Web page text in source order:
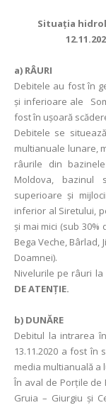
Situaţia
a) RÂURI
Debitele au fost în
și inferioare ale
fost în ușoară
Debitele se
multianuale lunare,
râurile din
Moldova, bazinul
superioare și
inferior al Siretului,
și mai mici (sub
Bega Veche, Bârlad,
Doamnei).
Nivelurile pe râuri
DE ATENȚIE.
b) DUNĂRE
Debitul la intrarea
13.11.2020 a fost în
media multianuală a
În aval de Porţile de
Gruia – Giurgiu și